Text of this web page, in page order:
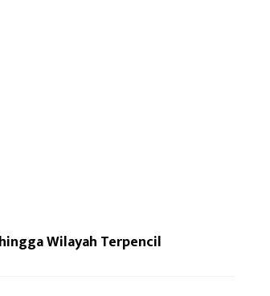
Wilayah Terpencil